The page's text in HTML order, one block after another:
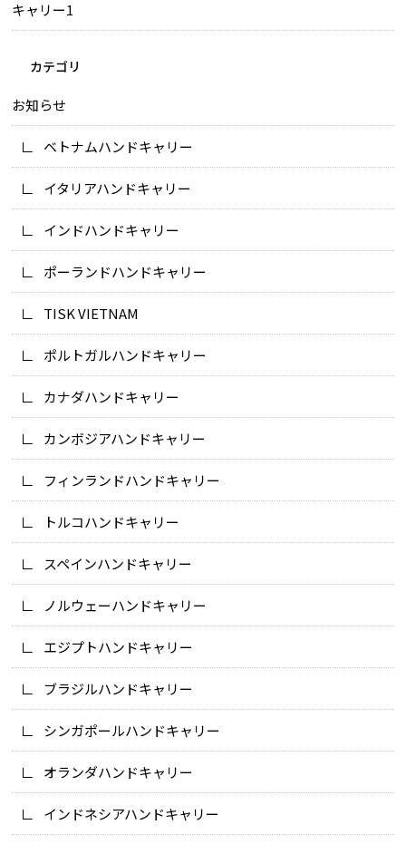
キャリー1
カテゴリ
お知らせ
ベトナムハンドキャリー
イタリアハンドキャリー
インドハンドキャリー
ポーランドハンドキャリー
TISK VIETNAM
ポルトガルハンドキャリー
カナダハンドキャリー
カンボジアハンドキャリー
フィンランドハンドキャリー
トルコハンドキャリー
スペインハンドキャリー
ノルウェーハンドキャリー
エジプトハンドキャリー
ブラジルハンドキャリー
シンガポールハンドキャリー
オランダハンドキャリー
インドネシアハンドキャリー